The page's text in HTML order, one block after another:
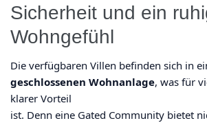
Sicherheit und ein
Wohngefühl
Die verfügbaren Villen befinden sich in
geschlossenen Wohnanlage, was für
klarer Vorteil
ist. Denn eine Gated Community bietet